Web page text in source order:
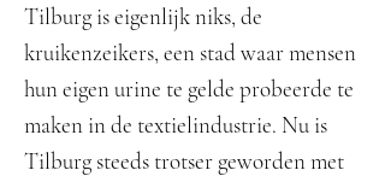
Tilburg is eigenlijk niks, de
kruikenzeikers, een stad waar mensen
hun eigen urine te gelde probeerde te
maken in de textielindustrie. Nu is
Tilburg steeds trotser geworden met